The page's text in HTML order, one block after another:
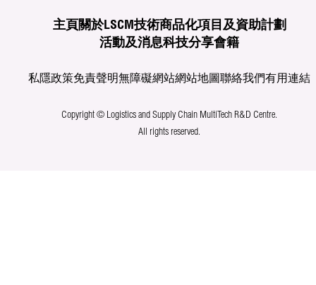
主頁 關於LSCM技術商品化項目及資助計劃
活動及消息科技分享會籍
私隱政策免責聲明無障礙網站網站地圖聯絡我們有用連結
Copyright © Logistics and Supply Chain MultiTech R&D Centre.
All rights reserved.